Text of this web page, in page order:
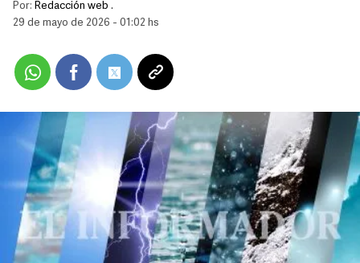
Por: Redacción web .
29 de mayo de 2026 - 01:02 hs